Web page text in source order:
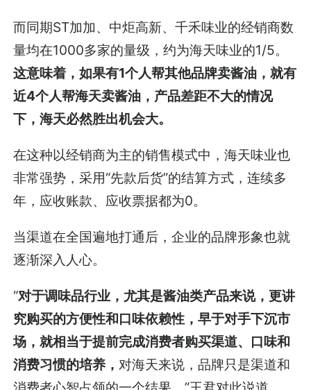
而同期ST加加、中炬高新、千禾味业的经销商数
量均在1000多家的量级，约为海天味业的1/5。
这意味着，如果有1个人帮其他品牌卖酱油，就有
近4个人帮海天卖酱油，产品差距不大的情况
下，海天必然胜出机会大。
在这种以经销商为主的销售模式中，海天味业也
非常强势，采用“先款后货”的结算方式，连续多
年，应收账款、应收票据都为0。
当渠道在全国遍地打通后，企业的品牌形象也就
逐渐深入人心。
“对于调味品行业，尤其是酱油类产品来说，更讲
究购买的方便性和口味依赖性，早于对手下沉市
场，就相当于提前完成消费者购买渠道、口味和
消费习惯的培养，对海天来说，品牌只是渠道和